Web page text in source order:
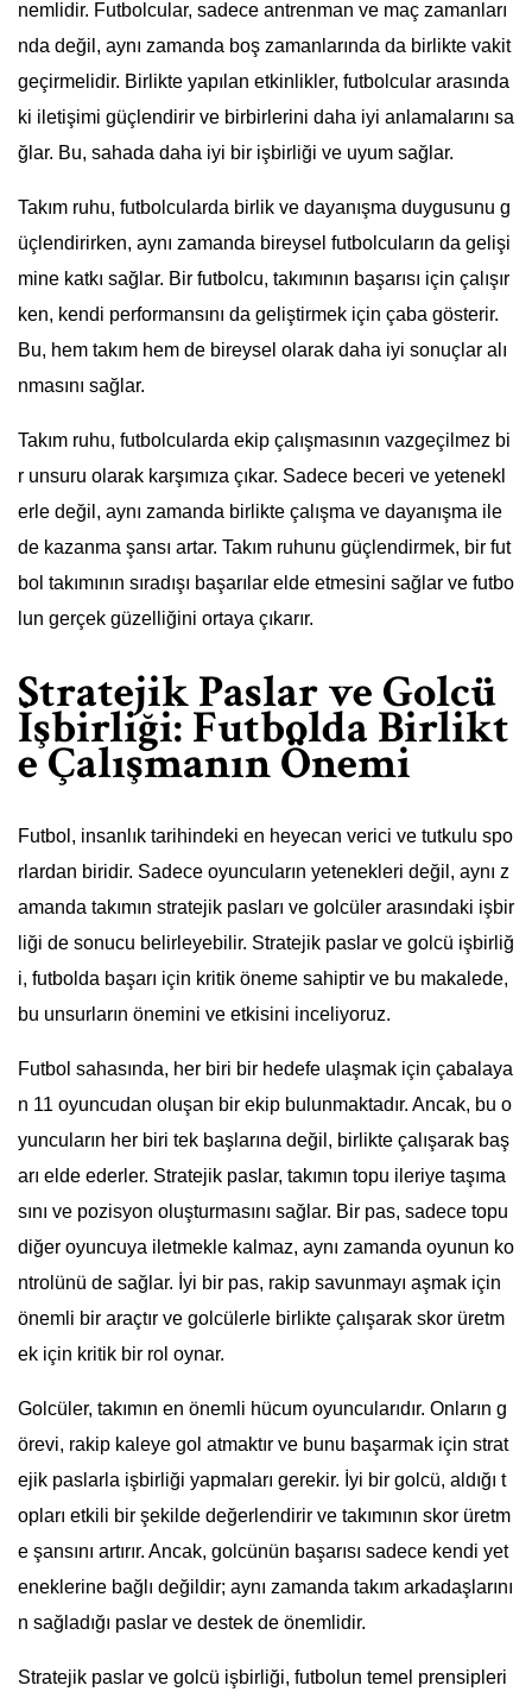
nemlidir. Futbolcular, sadece antrenman ve maç zamanları
nda değil, aynı zamanda boş zamanlarında da birlikte vakit
geçirmelidir. Birlikte yapılan etkinlikler, futbolcular arasında
ki iletişimi güçlendirir ve birbirlerini daha iyi anlamalarını sa
ğlar. Bu, sahada daha iyi bir işbirliği ve uyum sağlar.
Takım ruhu, futbolcularda birlik ve dayanışma duygusunu g
üçlendirirken, aynı zamanda bireysel futbolcuların da gelişi
mine katkı sağlar. Bir futbolcu, takımının başarısı için çalışır
ken, kendi performansını da geliştirmek için çaba gösterir.
Bu, hem takım hem de bireysel olarak daha iyi sonuçlar alı
nmasını sağlar.
Takım ruhu, futbolcularda ekip çalışmasının vazgeçilmez bi
r unsuru olarak karşımıza çıkar. Sadece beceri ve yetenekl
erle değil, aynı zamanda birlikte çalışma ve dayanışma ile
de kazanma şansı artar. Takım ruhunu güçlendirmek, bir fut
bol takımının sıradışı başarılar elde etmesini sağlar ve futbo
lun gerçek güzelliğini ortaya çıkarır.
Stratejik Paslar ve Golcü
İşbirliği: Futbolda Birlikt
e Çalışmanın Önemi
Futbol, insanlık tarihindeki en heyecan verici ve tutkulu spo
rlardan biridir. Sadece oyuncuların yetenekleri değil, aynı z
amanda takımın stratejik pasları ve golcüler arasındaki işbir
liği de sonucu belirleyebilir. Stratejik paslar ve golcü işbirliğ
i, futbolda başarı için kritik öneme sahiptir ve bu makalede,
bu unsurların önemini ve etkisini inceliyoruz.
Futbol sahasında, her biri bir hedefe ulaşmak için çabalaya
n 11 oyuncudan oluşan bir ekip bulunmaktadır. Ancak, bu o
yuncuların her biri tek başlarına değil, birlikte çalışarak baş
arı elde ederler. Stratejik paslar, takımın topu ileriye taşıma
sını ve pozisyon oluşturmasını sağlar. Bir pas, sadece topu
diğer oyuncuya iletmekle kalmaz, aynı zamanda oyunun ko
ntrolünü de sağlar. İyi bir pas, rakip savunmayı aşmak için
önemli bir araçtır ve golcülerle birlikte çalışarak skor üretm
ek için kritik bir rol oynar.
Golcüler, takımın en önemli hücum oyuncularıdır. Onların g
örevi, rakip kaleye gol atmaktır ve bunu başarmak için strat
ejik paslarla işbirliği yapmaları gerekir. İyi bir golcü, aldığı t
opları etkili bir şekilde değerlendirir ve takımının skor üretm
e şansını artırır. Ancak, golcünün başarısı sadece kendi yet
eneklerine bağlı değildir; aynı zamanda takım arkadaşlarını
n sağladığı paslar ve destek de önemlidir.
Stratejik paslar ve golcü işbirliği, futbolun temel prensipleri